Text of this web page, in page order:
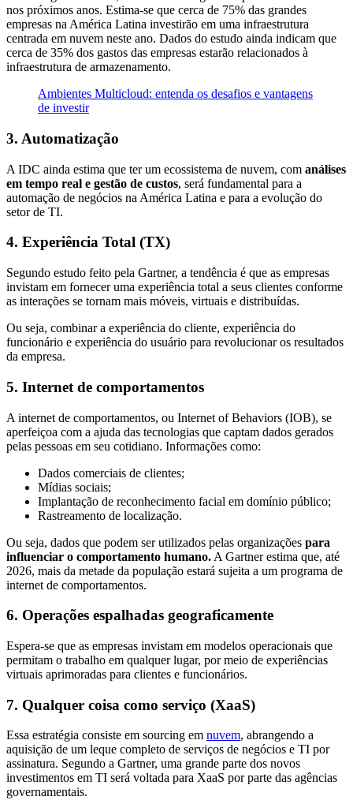
nos próximos anos. Estima-se que cerca de 75% das grandes
empresas na América Latina investirão em uma infraestrutura
centrada em nuvem neste ano. Dados do estudo ainda indicam que
cerca de 35% dos gastos das empresas estarão relacionados à
infraestrutura de armazenamento.
Ambientes Multicloud: entenda os desafios e vantagens
de investir
3. Automatização
A IDC ainda estima que ter um ecossistema de nuvem, com análises
em tempo real e gestão de custos, será fundamental para a
automação de negócios na América Latina e para a evolução do
setor de TI.
4. Experiência Total (TX)
Segundo estudo feito pela Gartner, a tendência é que as empresas
invistam em fornecer uma experiência total a seus clientes conforme
as interações se tornam mais móveis, virtuais e distribuídas.
Ou seja, combinar a experiência do cliente, experiência do
funcionário e experiência do usuário para revolucionar os resultados
da empresa.
5. Internet de comportamentos
A internet de comportamentos, ou Internet of Behaviors (IOB), se
aperfeiçoa com a ajuda das tecnologias que captam dados gerados
pelas pessoas em seu cotidiano. Informações como:
Dados comerciais de clientes;
Mídias sociais;
Implantação de reconhecimento facial em domínio público;
Rastreamento de localização.
Ou seja, dados que podem ser utilizados pelas organizações para
influenciar o comportamento humano. A Gartner estima que, até
2026, mais da metade da população estará sujeita a um programa de
internet de comportamentos.
6. Operações espalhadas geograficamente
Espera-se que as empresas invistam em modelos operacionais que
permitam o trabalho em qualquer lugar, por meio de experiências
virtuais aprimoradas para clientes e funcionários.
7. Qualquer coisa como serviço (XaaS)
Essa estratégia consiste em sourcing em nuvem, abrangendo a
aquisição de um leque completo de serviços de negócios e TI por
assinatura. Segundo a Gartner, uma grande parte dos novos
investimentos em TI será voltada para XaaS por parte das agências
governamentais.